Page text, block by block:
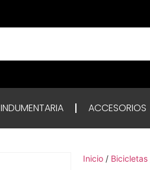
INDUMENTARIA ACCESORIOS
Inicio / Bicicletas